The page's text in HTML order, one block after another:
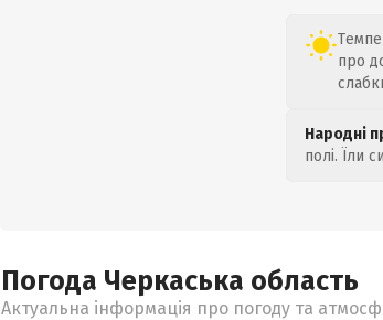
про
Народні
полі. Їли
Погода Черкаська область
Актуальна інформація про погоду та